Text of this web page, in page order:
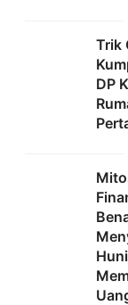
Trik
DP